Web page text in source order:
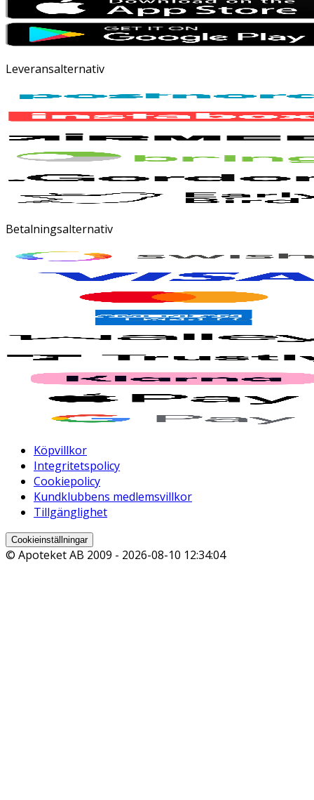
Leveransalternativ
Betalningsalternativ
Köpvillkor
Integritetspolicy
Cookiepolicy
Kundklubbens medlemsvillkor
Tillgänglighet
Cookieinställningar
© Apoteket AB 2009 - 2026-08-10 12:34:04